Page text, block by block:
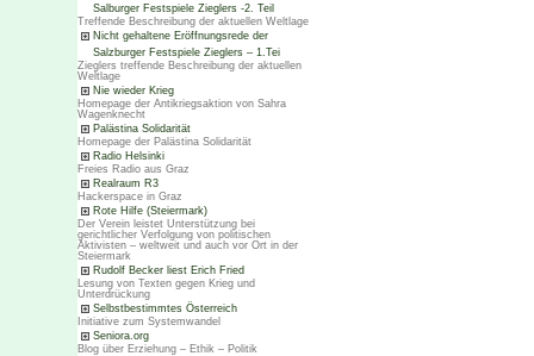
Salburger Festspiele Zieglers -2. Teil
Treffende Beschreibung der aktuellen Weltlage
Nicht gehaltene Eröffnungsrede der
Salzburger Festspiele Zieglers – 1.Tei
Zieglers treffende Beschreibung der aktuellen
Weltlage
Nie wieder Krieg
Homepage der Antikriegsaktion von Sahra
Wagenknecht
Palästina Solidarität
Homepage der Palästina Solidarität
Radio Helsinki
Freies Radio aus Graz
Realraum R3
Hackerspace in Graz
Rote Hilfe (Steiermark)
Der Verein leistet Unterstützung bei
gerichtlicher Verfolgung von politischen
Aktivisten – weltweit und auch vor Ort in der
Steiermark
Rudolf Becker liest Erich Fried
Lesung von Texten gegen Krieg und
Unterdrückung
Selbstbestimmtes Österreich
Initiative zum Systemwandel
Seniora.org
Blog über Erziehung – Ethik – Politik